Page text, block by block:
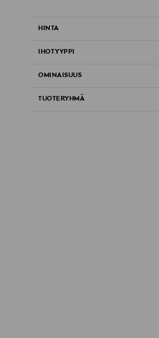
HINTA
IHOTYYPPI
OMINAISUUS
TUOTERYHMÄ